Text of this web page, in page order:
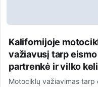
Kalifornijoje
važiavusį tarp
partrenkė ir vilko
Motociklų važiavimas tarp